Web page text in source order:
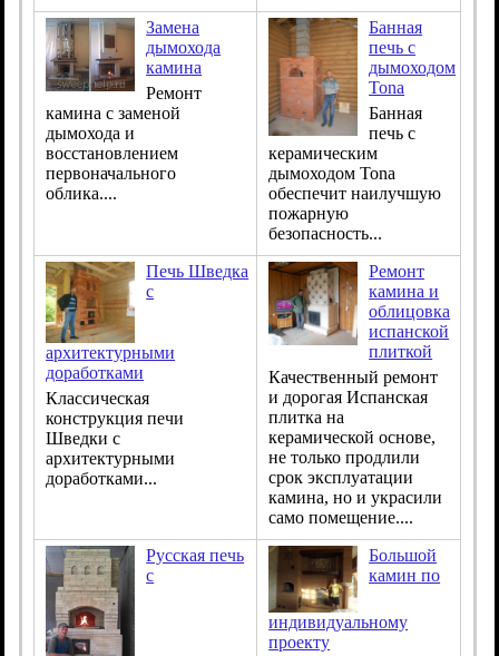
Замена
дымохода
камина
Ремонт
камина с заменой
дымохода и
восстановлением
первоначального
облика....
Банная
печь с
дымоходом
Tona
Банная
печь с
керамическим
дымоходом Tona
обеспечит наилучшую
пожарную
безопасность...
Печь Шведка
с
архитектурными
доработками
Классическая
конструкция печи
Шведки с
архитектурными
доработками...
Ремонт
камина и
облицовка
испанской
плиткой
Качественный ремонт
и дорогая Испанская
плитка на
керамической основе,
не только продлили
срок эксплуатации
камина, но и украсили
само помещение....
Русская печь
с
Большой
камин по
индивидуальному
проекту